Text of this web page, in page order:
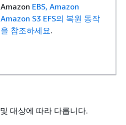
Amazon EBS, Amazon
Amazon S3 EFS의 복원 동작
을 참조하세요.
대상에 따라 다릅니다.